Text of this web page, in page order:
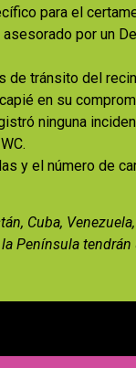
para el
por un
tránsito del
en su
ninguna
y el número de
Cuba,
Península